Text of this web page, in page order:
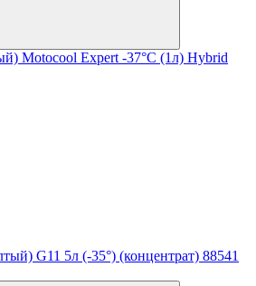
Motocool Expert -37°C (1л) Hybrid